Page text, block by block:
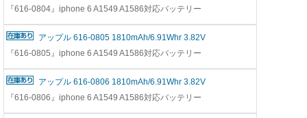
『616-0804』iphone 6 A1549 A1586対応バッテリー
アップル 616-0805 1810mAh/6.91Whr 3.82V
『616-0805』iphone 6 A1549 A1586対応バッテリー
アップル 616-0806 1810mAh/6.91Whr 3.82V
『616-0806』iphone 6 A1549 A1586対応バッテリー